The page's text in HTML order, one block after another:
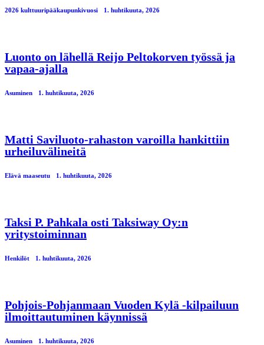
2026 kulttuuripääkaupunkivuosi 1. huhtikuuta, 2026
Luonto on lähellä Reijo Peltokorven työssä ja
vapaa-ajalla
Asuminen 1. huhtikuuta, 2026
Matti Saviluoto-rahaston varoilla hankittiin
urheiluvälineitä
Elävä maaseutu 1. huhtikuuta, 2026
Taksi P. Pahkala osti Taksiway Oy:n
yritystoiminnan
Henkilöt 1. huhtikuuta, 2026
Pohjois-Pohjanmaan Vuoden Kylä -kilpailuun
ilmoittautuminen käynnissä
Asuminen 1. huhtikuuta, 2026